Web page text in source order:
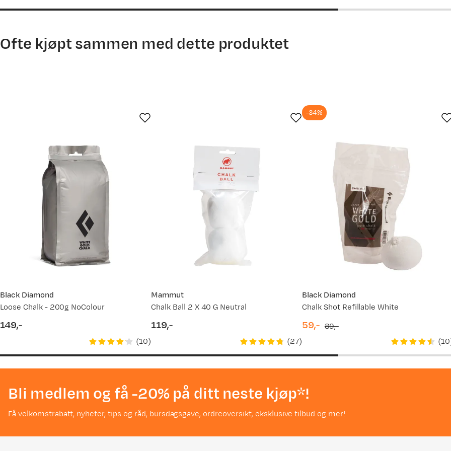
Ofte kjøpt sammen med dette produktet
Black Diamond
Loose Chalk - 200g NoColour
149,-
(10)
Mammut
Chalk Ball 2 X 40 G Neutral
119,-
(27)
Black Diamond
Chalk Shot Refillable White
-34%
59,- 89,-
(10
Bli medlem og få -20% på ditt neste kjøp*!
Få velkomstrabatt, nyheter, tips og råd, bursdagsgave, ordreoversikt, eksklusive tilbud og mer!